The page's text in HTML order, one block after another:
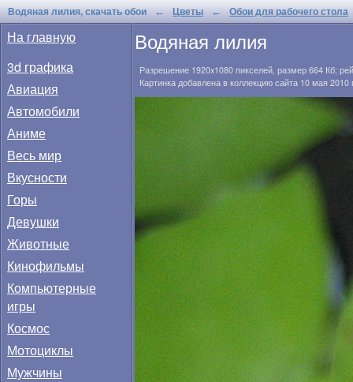
Водяная лилия, скачать обои ← Цветы ← Обои для рабочего стола
На главную
3d графика
Авиация
Автомобили
Аниме
Весь мир
Вкусности
Горы
Девушки
Животные
Кинофильмы
Компьютерные
игры
Космос
Мотоциклы
Мужчины
Водяная лилия
Разрешение 1920x1080 пикселей, размер 664 Кб;
Картинка добавлена в коллекцию сайта 10 мая 2010